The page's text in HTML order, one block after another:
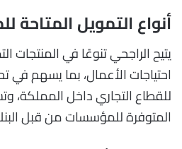
أنواع التمويل المتاحة
يتيح الراجحي تنوعًا في المنتجات
احتياجات الأعمال، بما يسهم في
للقطاع التجاري داخل المملكة،
المتوفرة للمؤسسات من قبل